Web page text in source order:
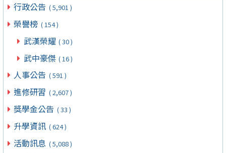
行政公告 ( 5,901 )
榮譽榜 ( 154 )
武漢榮耀 ( 30 )
武中豪傑 ( 16 )
人事公告 ( 591 )
進修研習 ( 2,607 )
獎學金公告 ( 33 )
升學資訊 ( 624 )
活動訊息 ( 5,088 )